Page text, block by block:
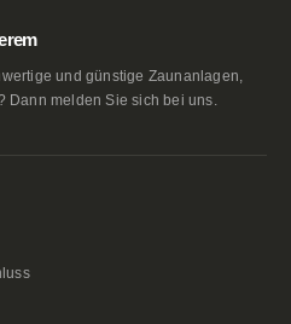
und günstige Zaunanlagen,
Dann melden Sie sich bei uns.